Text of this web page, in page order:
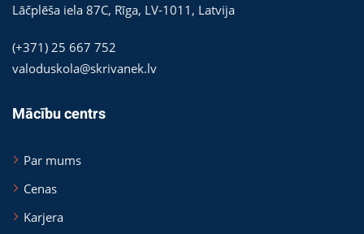
Lāčplēša iela 87C, Rīga, LV-1011 , Latvija
(+371) 25 667 752
valoduskola@skrivanek.lv
Mācību centrs
Par mums
Cenas
Karjera